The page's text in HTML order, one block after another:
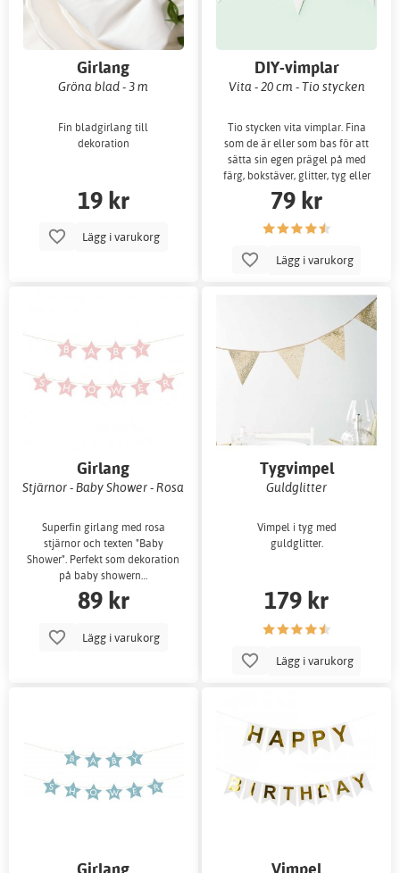
Girlang
Gröna blad - 3 m
Fin bladgirlang till
dekoration
19 kr
Lägg i varukorg
DIY-vimplar
Vita - 20 cm - Tio stycken
Tio stycken vita vimplar. Fina
som de är eller som bas för att
sätta sin egen prägel på med
färg, bokstäver, glitter, tyg eller
79 kr
Lägg i varukorg
Girlang
Stjärnor - Baby Shower - Rosa
Superfin girlang med rosa
stjärnor och texten "Baby
Shower". Perfekt som dekoration
på baby showern…
89 kr
Lägg i varukorg
Tygvimpel
Guldglitter
Vimpel i tyg med
guldglitter.
179 kr
Lägg i varukorg
Girlang Vimpel